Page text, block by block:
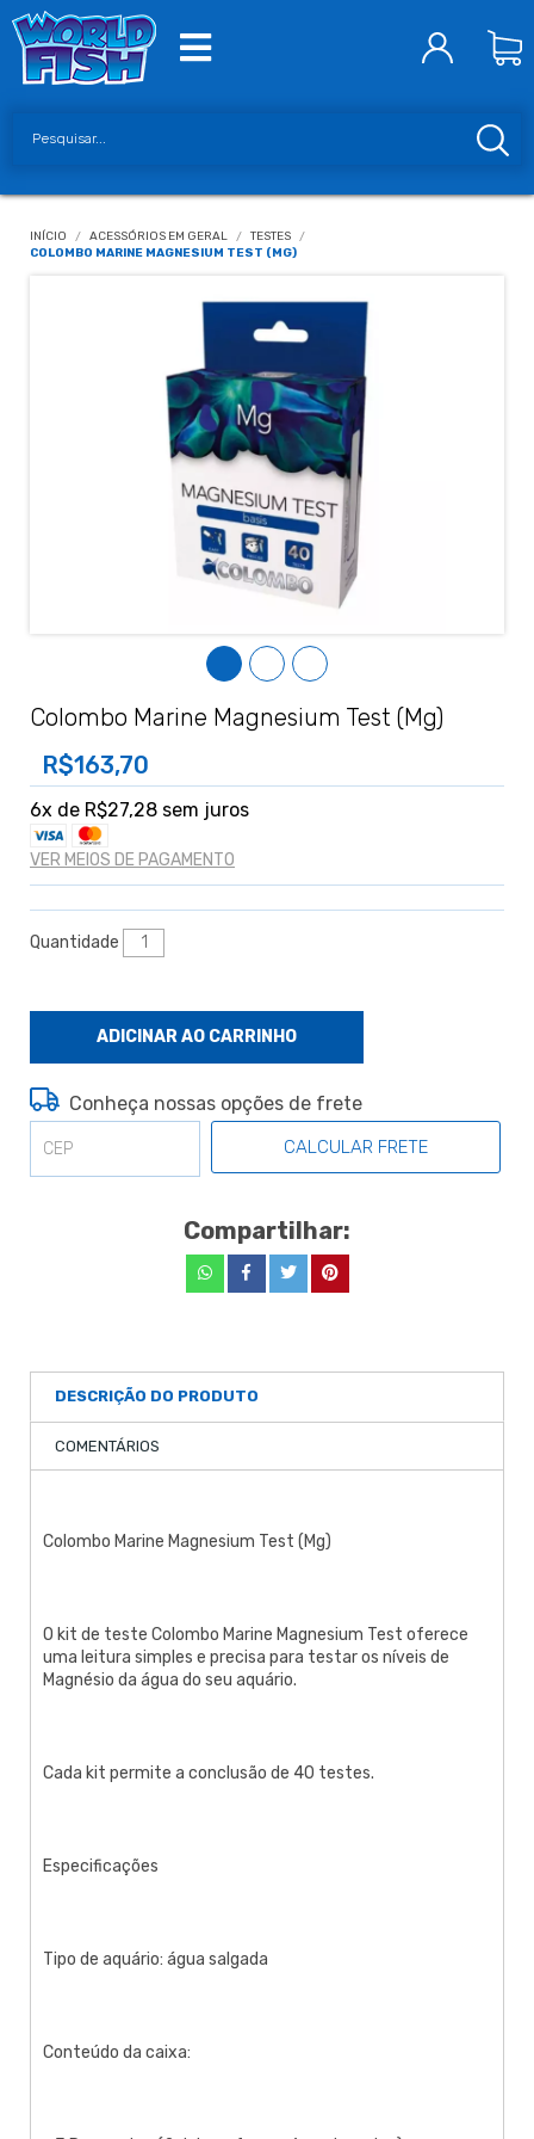
INÍCIO / ACESSÓRIOS EM GERAL / TESTES
/
COLOMBO MARINE MAGNESIUM TEST (MG)
Colombo Marine Magnesium Test (Mg)
R$163,70
6x de R$27,28 sem juros
VER MEIOS DE PAGAMENTO
Quantidade
Conheça nossas opções de frete
CALCULAR FRETE
Compartilhar:
DESCRIÇÃO DO PRODUTO
COMENTÁRIOS
Colombo Marine Magnesium Test (Mg)
O kit de teste Colombo Marine Magnesium Test oferece
uma leitura simples e precisa para testar os níveis de
Magnésio da água do seu aquário.
Cada kit permite a conclusão de 40 testes.
Especificações
Tipo de aquário: água salgada
Conteúdo da caixa: